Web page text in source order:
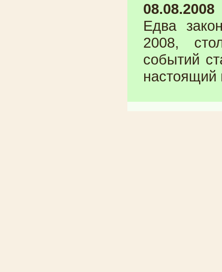
08.08.2008
Едва
2008,
событий
настоящий